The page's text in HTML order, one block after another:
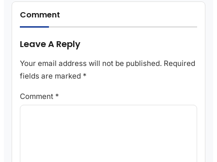
Comment
Leave A Reply
Your email address will not be published. Required
fields are marked *
Comment *